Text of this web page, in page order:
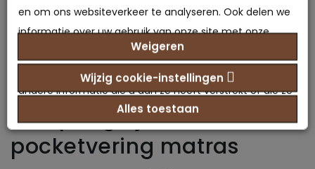
Boxspring Bjorn +
pocketvering matras
en om ons websiteverkeer te analyseren. Ook delen we
informatie over uw gebruik van onze site met onze
partners voor social media, adverteren en analyse. Deze
partners kunnen deze gegevens combineren met
andere informatie die u aan ze heeft verstrekt of die ze
hebben verzameld op basis van uw gebruik van hun
services.
Weigeren
Wijzig cookie-instellingen
Alles toestaan